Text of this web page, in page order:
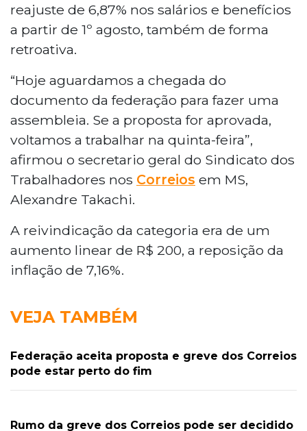
reajuste de 6,87% nos salários e benefícios
a partir de 1º agosto, também de forma
retroativa.
“Hoje aguardamos a chegada do
documento da federação para fazer uma
assembleia. Se a proposta for aprovada,
voltamos a trabalhar na quinta-feira”,
afirmou o secretario geral do Sindicato dos
Trabalhadores nos Correios em MS,
Alexandre Takachi.
A reivindicação da categoria era de um
aumento linear de R$ 200, a reposição da
inflação de 7,16%.
VEJA TAMBÉM
Federação aceita proposta e greve dos Correios
pode estar perto do fim
Rumo da greve dos Correios pode ser decidido